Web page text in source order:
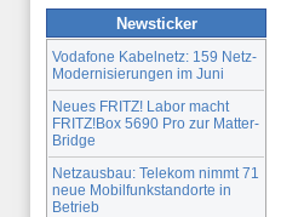
Newsticker
Vodafone Kabelnetz: 159 Netz-
Modernisierungen im Juni
Neues FRITZ! Labor macht
FRITZ!Box 5690 Pro zur Matter-
Bridge
Netzausbau: Telekom nimmt 71
neue Mobilfunkstandorte in
Betrieb